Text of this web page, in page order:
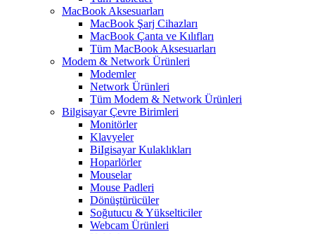
MacBook Aksesuarları
MacBook Şarj Cihazları
MacBook Çanta ve Kılıfları
Tüm MacBook Aksesuarları
Modem & Network Ürünleri
Modemler
Network Ürünleri
Tüm Modem & Network Ürünleri
Bilgisayar Çevre Birimleri
Monitörler
Klavyeler
BiIgisayar Kulaklıkları
Hoparlörler
Mouselar
Mouse Padleri
Dönüştürücüler
Soğutucu & Yükselticiler
Webcam Ürünleri